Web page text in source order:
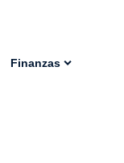
Finanzas